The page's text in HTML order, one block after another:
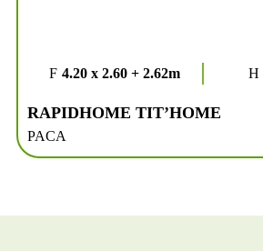
4.20 x 2.60 + 2.62m
RAPIDHOME TIT’HOME
PACA